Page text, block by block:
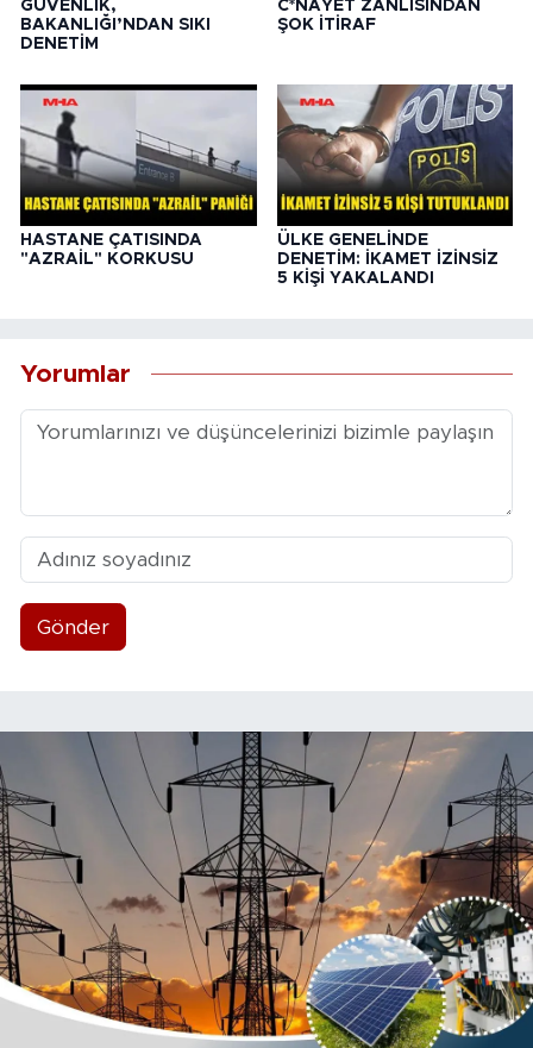
GÜVENLİK,
BAKANLIĞI’NDAN SIKI
DENETİM
C*NAYET ZANLISINDAN
ŞOK İTİRAF
HASTANE ÇATISINDA
"AZRAİL" KORKUSU
ÜLKE GENELİNDE
DENETİM: İKAMET İZİNSİZ
5 KİŞİ YAKALANDI
Yorumlar
Gönder